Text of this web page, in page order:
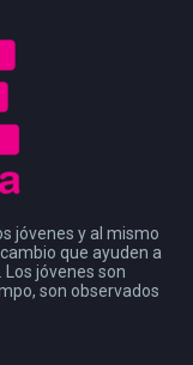
jóvenes y al mismo
que ayuden a
jóvenes son
son observados